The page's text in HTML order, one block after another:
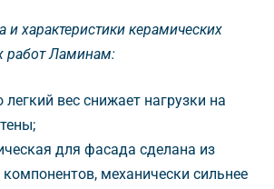
и характеристики керамических
работ Ламинам:
легкий вес снижает нагрузки на
для фасада сделана из
механически сильнее